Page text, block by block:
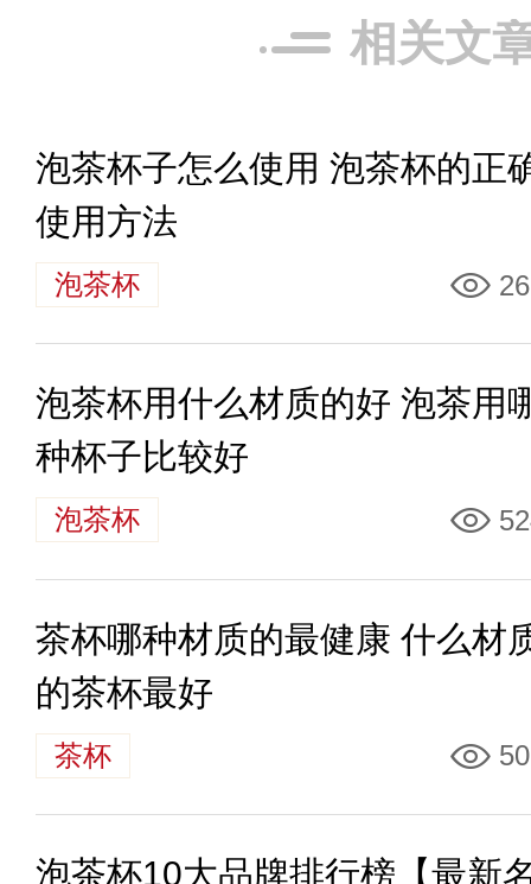
相关文
泡茶杯子怎么使用 泡茶杯的正
使用方法
泡茶杯
泡茶杯用什么材质的好 泡茶用
种杯子比较好
泡茶杯
茶杯哪种材质的最健康 什么材
的茶杯最好
茶杯
泡茶杯10大品牌排行榜【最新